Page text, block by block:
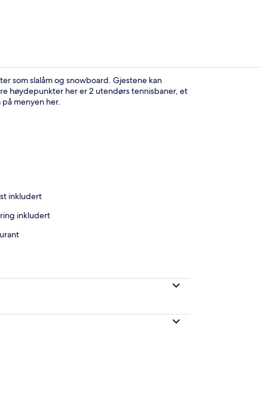
som slalåm og snowboard. Gjestene kan
høydepunkter her er 2 utendørs tennisbaner, et
menyen her.
inkludert
inkludert